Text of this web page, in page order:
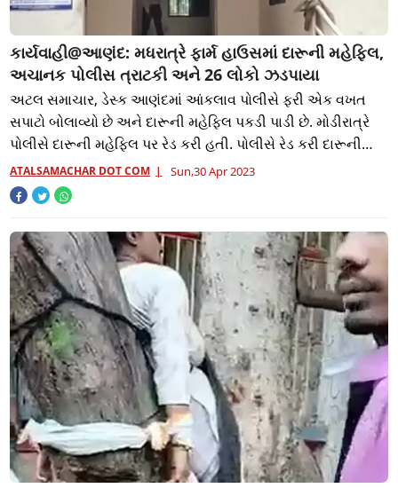
કાર્યવાહી@આણંદ: મધરાત્રે ફાર્મ હાઉસમાં દારૂની મહેફિલ,
અચાનક પોલીસ ત્રાટકી અને 26 લોકો ઝડપાયા
અટલ સમાચાર, ડેસ્ક આણંદમાં આંકલાવ પોલીસે ફરી એક વખત
સપાટો બોલાવ્યો છે અને દારૂની મહેફિલ પકડી પાડી છે. મોડીરાત્રે
પોલીસે દારૂની મહેફિલ પર રેડ કરી હતી. પોલીસે રેડ કરી દારૂની
મહેફિલ માણતાં 26 લોકોને રંગે
ATALSAMACHAR DOT COM Sun,30 Apr 2023